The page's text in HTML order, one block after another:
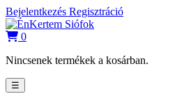
Bejelentkezés Regisztráció
0
Nincsenek termékek a kosárban.
☰